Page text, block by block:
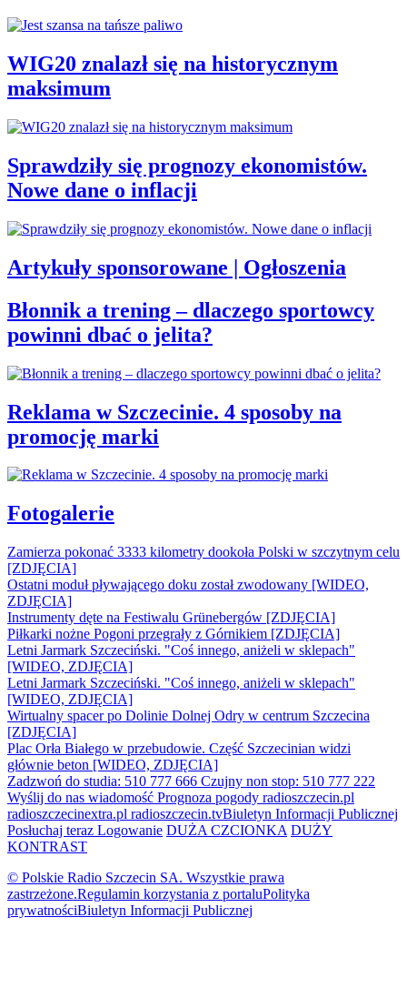
WIG20 znalazł się na historycznym
maksimum
Sprawdziły się prognozy ekonomistów.
Nowe dane o inflacji
Artykuły sponsorowane | Ogłoszenia
Błonnik a trening – dlaczego sportowcy
powinni dbać o jelita?
Reklama w Szczecinie. 4 sposoby na
promocję marki
Fotogalerie
Zamierza pokonać 3333 kilometry dookoła Polski w szczytnym celu
[ZDJĘCIA]
Ostatni moduł pływającego doku został zwodowany [WIDEO,
ZDJĘCIA]
Instrumenty dęte na Festiwalu Grünebergów [ZDJĘCIA]
Piłkarki nożne Pogoni przegrały z Górnikiem [ZDJĘCIA]
Letni Jarmark Szczeciński. "Coś innego, aniżeli w sklepach"
[WIDEO, ZDJĘCIA]
Letni Jarmark Szczeciński. "Coś innego, aniżeli w sklepach"
[WIDEO, ZDJĘCIA]
Wirtualny spacer po Dolinie Dolnej Odry w centrum Szczecina
[ZDJĘCIA]
Plac Orła Białego w przebudowie. Część Szczecinian widzi
głównie beton [WIDEO, ZDJĘCIA]
Zadzwoń do studia: 510 777 666 Czujny non stop: 510 777 222
Wyślij do nas wiadomość Prognoza pogody radioszczecin.pl
radioszczecinextra.pl radioszczecin.tvBiuletyn Informacji Publicznej
Posłuchaj teraz Logowanie DUŻA CZCIONKA DUŻY
KONTRAST
© Polskie Radio Szczecin SA. Wszystkie prawa
zastrzeżone.Regulamin korzystania z portaluPolityka
prywatnościBiuletyn Informacji Publicznej